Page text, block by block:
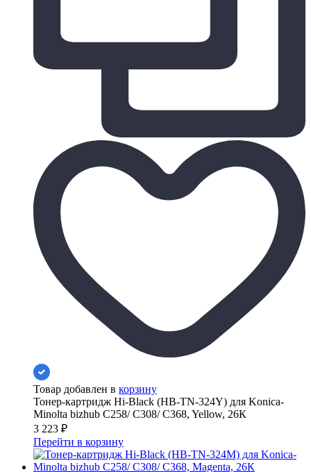
Товар добавлен в корзину
Тонер-картридж Hi-Black (HB-TN-324Y) для Konica-
Minolta bizhub C258/ C308/ C368, Yellow, 26К
3 223 ₽
Перейти в корзину